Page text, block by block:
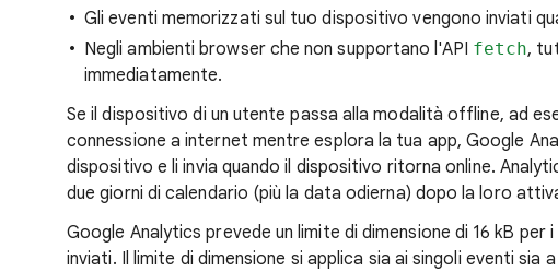
Gli eventi memorizzati sul tuo dispositivo vengono inviati
Negli ambienti browser che non supportano l'API fetch,
immediatamente.
Se il dispositivo di un utente passa alla modalità offline, ad
connessione a internet mentre esplora la tua app, Google
dispositivo e li invia quando il dispositivo ritorna online.
due giorni di calendario (più la data odierna) dopo la loro
Google Analytics prevede un limite di dimensione di 16 kB
inviati. Il limite di dimensione si applica sia ai singoli eventi sia